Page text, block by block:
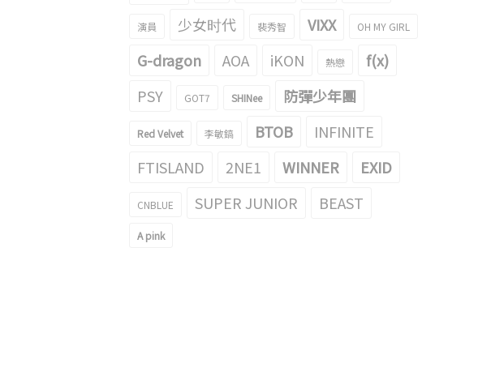
演員 少女时代 裴秀智 VIXX OH MY GIRL
G-dragon AOA iKON 熱戀
f(x)
PSY
GOT7 SHINee 防彈少年團
Red Velvet 李敏鎬 BTOB
INFINITE
FTISLAND
2NE1 WINNER EXID
CNBLUE SUPER JUNIOR BEAST
A pink